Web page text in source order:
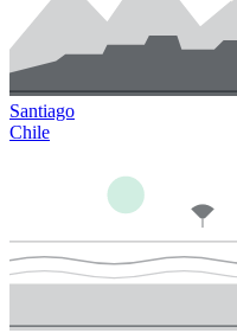
Santiago
Chile